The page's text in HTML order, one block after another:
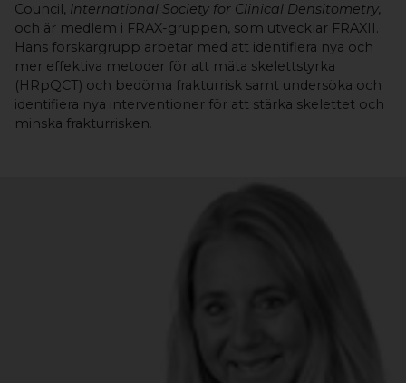
Council, International Society for Clinical Densitometry,
och är medlem i FRAX-gruppen, som utvecklar FRAXII.
Hans forskargrupp arbetar med att identifiera nya och
mer effektiva metoder för att mäta skelettstyrka
(HRpQCT) och bedöma frakturrisk samt undersöka och
identifiera nya interventioner för att stärka skelettet och
minska frakturrisken.